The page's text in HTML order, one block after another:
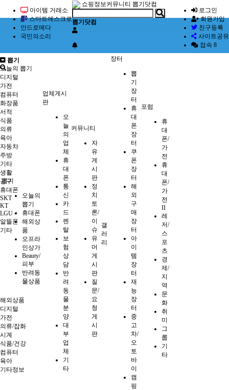
아이템 거래소
스마트에스크로
안드로메다
국민의소리
로그인
회원가입
친구등록
사이트공유
접속 8
쇼핑정보커뮤니티 뽑기닷컴
뽑기닷컴
뽑기
오늘의 뽑기
디지털
가전
컴퓨터
화장품
서적
식품
의류
육아
자동차
주방
기타
생활
공구
휴대폰
SKT
KT
LGU +
알뜰폰
기타
해외상품
디지털
가전
의류/잡화
시계
식품/건강
컴퓨터
육아
기타정보
뽑기
오늘의
뽑기
휴대폰
해외상
품
오프라
인상가
Beauty/
피부
반려동
물상품
업체게시
판
오
늘
의
업
체
휴
대
폰
통
신
카
드
렌
탈
보
험
상
담
반
려
동
물
분
양
대
부
업
체
기
타
커뮤니티
자
유
게
시
판
정
치
토
론/
이
슈
유
머
게
시
판
질
문/
요
청
게
시
판
갤
러
리
장터
뽑
기
장
터
휴
대
폰
장
터
쿠
폰
장
터
해
외
구
매
장
터
아
이
템
장
터
재
능
장
터
중
고
차/
오
토
바
이
캠
핑
포럼
휴
대
폰/
가
전
휴
대
폰/
가
전
II
레
저/
스
포
츠
경
제/
지
역
문
화
취
미
그
룹
기
타